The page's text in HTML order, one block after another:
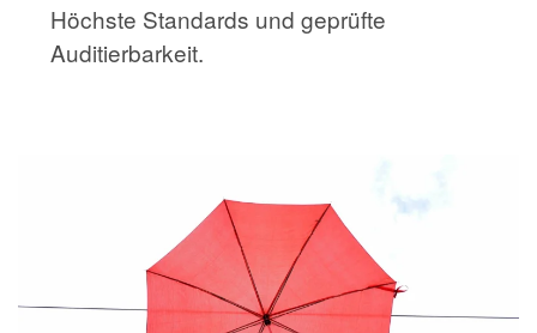
Höchste Standards und geprüfte
Auditierbarkeit.